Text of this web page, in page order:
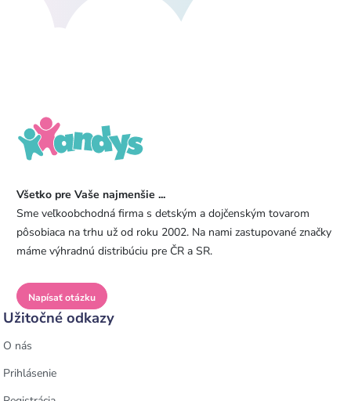
Všetko pre Vaše najmenšie ...
Sme veľkoobchodná firma s detským a dojčenským tovarom
pôsobiaca na trhu už od roku 2002. Na nami zastupované značky
máme výhradnú distribúciu pre ČR a SR.
Napísať otázku
Užitočné odkazy
O nás
Prihlásenie